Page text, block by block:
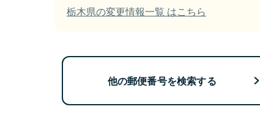
栃木県の変更情報一覧 はこちら
他の郵便番号を検索する